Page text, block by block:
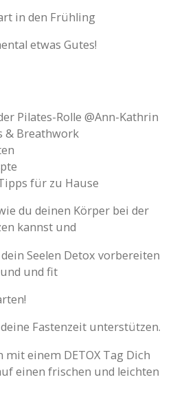
in den Frühling
etwas Gutes!
Pilates-Rolle @Ann-Kathrin
& Breathwork
für zu Hause
du deinen Körper bei der
kannst und
Seelen Detox vorbereiten
und fit
Fastenzeit unterstützen.
einem DETOX Tag Dich
einen frischen und leichten